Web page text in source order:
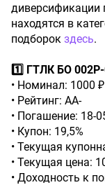
диверсификации
находятся в
подборок здесь.
1️⃣ ГТЛК БО
• Номинал: 1000 ₽
• Рейтинг: АА-
• Погашение: 18-
• Купон: 19,5%
• Текущая
• Текущая цена:
• Доходность к